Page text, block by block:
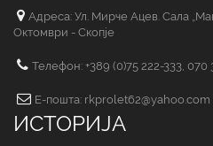
Адреса: Ул. Мирче Ацев. Сала
Октомври - Скопје
Телефон: +389 (0)75 222-333, 070
Е-пошта: rkprolet62@yahoo.com
ИСТОРИЈА